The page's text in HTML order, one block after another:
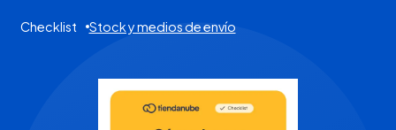
Checklist Stock y medios de envío